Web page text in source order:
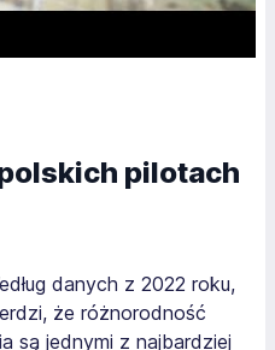
pilotach
danych z 2022 roku,
że różnorodność
są jednymi z najbardziej